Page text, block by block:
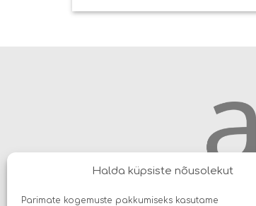
Halda küpsiste nõusolekut
Parimate kogemuste pakkumiseks kasutame